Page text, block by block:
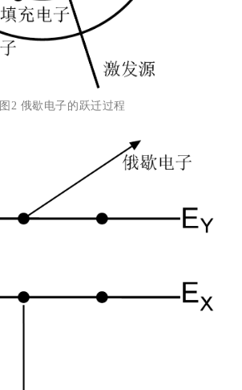
图2 俄歇电子的跃迁过程